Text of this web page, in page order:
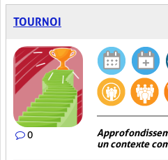
TOURNOI
0
un contexte